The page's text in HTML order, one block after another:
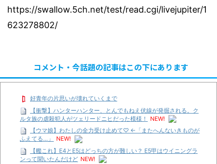
https://swallow.5ch.net/test/read.cgi/livejupiter/1
623278802/
コメント・今話題の記事はこの下にあります
好青年の片思いが壊れていくまで
【衝撃】ハンターハンター、とんでもねえ伏線が発掘される。ク
ルタ族の虐殺犯人がツェリードニヒだった模様！
NEW!
【ウマ娘】わたしの全力受け止めて♡ ←「またへんないきものが
ふえてる…」
NEW!
【艦これ】E4とE5はどっちの方が難しい？ E5甲はウイニングラ
ンって聞いたんだけど NEW!